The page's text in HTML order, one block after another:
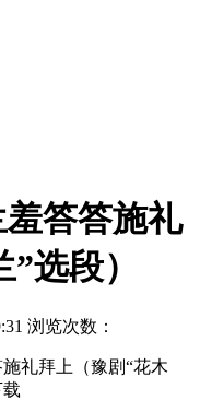
答答施礼
选段）
浏览次数：
礼拜上（豫剧“花木